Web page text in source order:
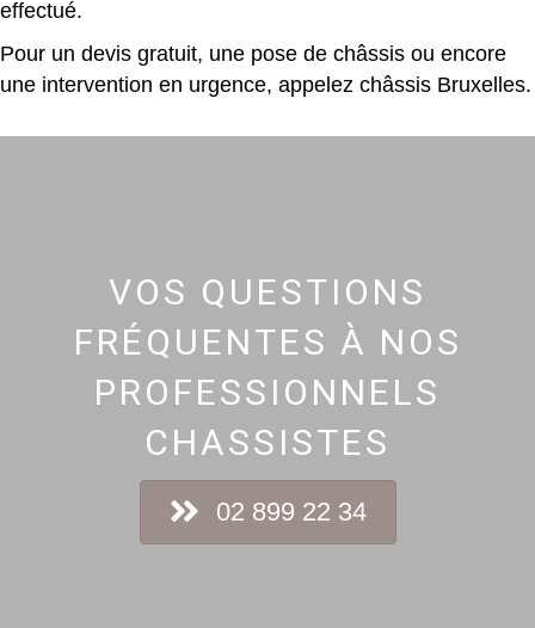
effectué.
Pour un devis gratuit, une pose de châssis ou encore
une intervention en urgence, appelez châssis Bruxelles.
VOS QUESTIONS
FRÉQUENTES À NOS
PROFESSIONNELS
CHASSISTES
02 899 22 34